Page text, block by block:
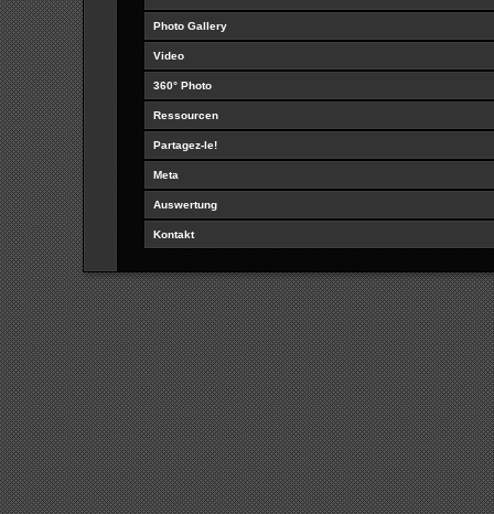
Photo Gallery
Video
360° Photo
Ressourcen
Partagez-le!
Meta
Auswertung
Kontakt